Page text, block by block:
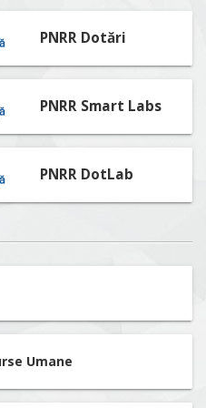
PNRR Dotări
PNRR Smart Labs
PNRR DotLab
Umane